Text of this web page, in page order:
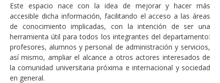
Este espacio nace con la idea de mejorar y hacer más
accesible dicha información, facilitando el acceso a las áreas
de conocimiento implicadas, con la intención de ser una
herramienta útil para todos los integrantes del departamento:
profesores, alumnos y personal de administración y servicios,
así mismo, ampliar el alcance a otros actores interesados de
la comunidad universitaria próxima e internacional y sociedad
en general.